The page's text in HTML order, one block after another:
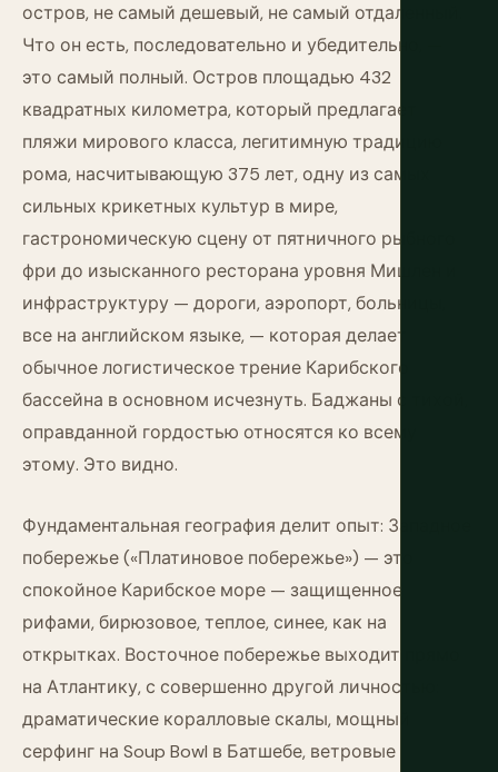
остров, не самый дешевый, не самый отдаленный.
Что он есть, последовательно и убедительно, —
это самый полный. Остров площадью 432
квадратных километра, который предлагает
пляжи мирового класса, легитимную традицию
рома, насчитывающую 375 лет, одну из самых
сильных крикетных культур в мире,
гастрономическую сцену от пятничного рыбного
фри до изысканного ресторана уровня Мишлен и
инфраструктуру — дороги, аэропорт, больницы,
все на английском языке, — которая делает
обычное логистическое трение Карибского
бассейна в основном исчезнуть. Баджаны с тихой,
оправданной гордостью относятся ко всему
этому. Это видно.
Фундаментальная география делит опыт: Западное
побережье («Платиновое побережье») — это
спокойное Карибское море — защищенное
рифами, бирюзовое, теплое, синее, как на
открытках. Восточное побережье выходит прямо
на Атлантику, с совершенно другой личностью:
драматические коралловые скалы, мощный
серфинг на Soup Bowl в Батшебе, ветровые